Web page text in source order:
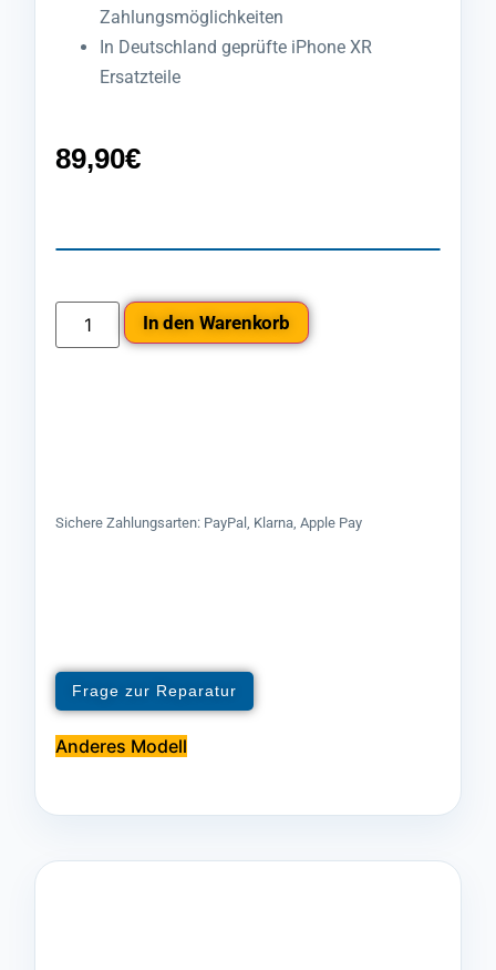
Zahlungsmöglichkeiten
In Deutschland geprüfte iPhone XR
Ersatzteile
89,90€
In den Warenkorb
Sichere Zahlungsarten: PayPal, Klarna, Apple Pay
Frage zur Reparatur
Anderes Modell